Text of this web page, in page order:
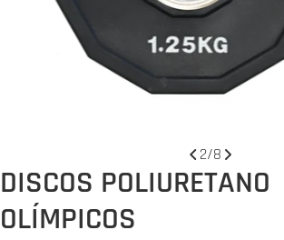
2/8
DISCOS POLIURETANO
OLÍMPICOS